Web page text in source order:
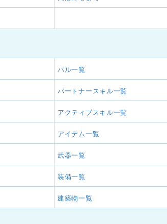
パル一覧
パートナースキル一覧
アクティブスキル一覧
アイテム一覧
武器一覧
装備一覧
建築物一覧